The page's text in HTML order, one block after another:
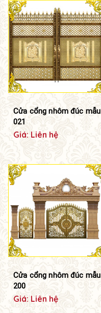
Cửa cổng nhôm đúc mẫu
021
Giá: Liên hệ
Cửa cổng nhôm đúc mẫu
200
Giá: Liên hệ